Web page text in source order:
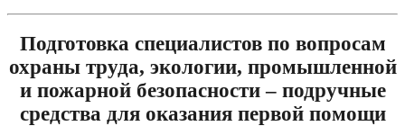
Подготовка специалистов по вопросам
охраны труда, экологии, промышленной
и пожарной безопасности – подручные
средства для оказания первой помощи